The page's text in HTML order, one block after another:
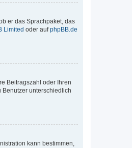
er das Sprachpaket, das
Limited oder aufphpBB.de
Beitragszahl oder Ihren
Benutzer unterschiedlich
kann bestimmen,